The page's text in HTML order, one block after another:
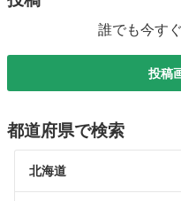
誰でも今す
投稿
都道府県で検索
北海道